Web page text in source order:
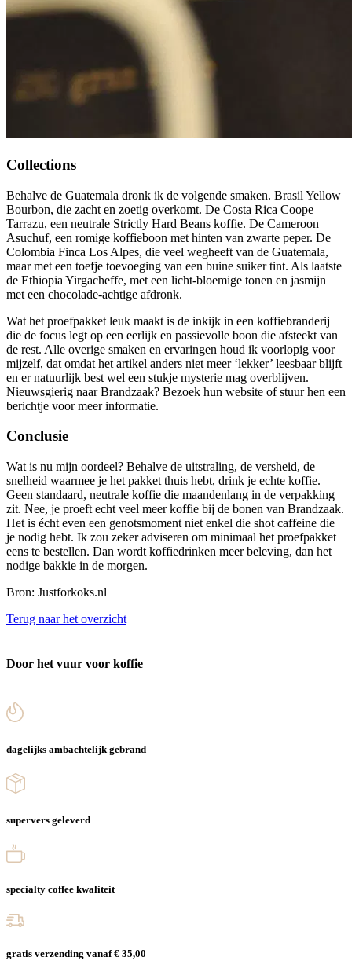
Collections
Behalve de Guatemala dronk ik de volgende smaken. Brasil Yellow
Bourbon, die zacht en zoetig overkomt. De Costa Rica Coope
Tarrazu, een neutrale Strictly Hard Beans koffie. De Cameroon
Asuchuf, een romige koffieboon met hinten van zwarte peper. De
Colombia Finca Los Alpes, die veel wegheeft van de Guatemala,
maar met een toefje toevoeging van een buine suiker tint. Als laatste
de Ethiopia Yirgacheffe, met een licht-bloemige tonen en jasmijn
met een chocolade-achtige afdronk.
Wat het proefpakket leuk maakt is de inkijk in een koffiebranderij
die de focus legt op een eerlijk en passievolle boon die afsteekt van
de rest. Alle overige smaken en ervaringen houd ik voorlopig voor
mijzelf, dat omdat het artikel anders niet meer ‘lekker’ leesbaar blijft
en er natuurlijk best wel een stukje mysterie mag overblijven.
Nieuwsgierig naar Brandzaak? Bezoek hun website of stuur hen een
berichtje voor meer informatie.
Conclusie
Wat is nu mijn oordeel? Behalve de uitstraling, de versheid, de
snelheid waarmee je het pakket thuis hebt, drink je echte koffie.
Geen standaard, neutrale koffie die maandenlang in de verpakking
zit. Nee, je proeft echt veel meer koffie bij de bonen van Brandzaak.
Het is écht even een genotsmoment niet enkel die shot caffeine die
je nodig hebt. Ik zou zeker adviseren om minimaal het proefpakket
eens te bestellen. Dan wordt koffiedrinken meer beleving, dan het
nodige bakkie in de morgen.
Bron: Justforkoks.nl
Terug naar het overzicht
Door het vuur voor koffie
dagelijks ambachtelijk gebrand
supervers geleverd
specialty coffee kwaliteit
gratis verzending vanaf € 35,00